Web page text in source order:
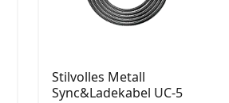
Stilvolles Metall
Sync&Ladekabel UC-5